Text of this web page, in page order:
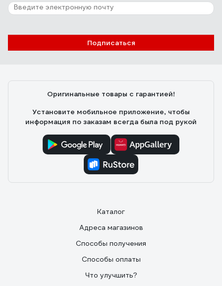
Подписаться
Оригинальные товары с гарантией!
Установите мобильное приложение, чтобы
информация по заказам всегда была под рукой
Каталог
Адреса магазинов
Способы получения
Способы оплаты
Что улучшить?